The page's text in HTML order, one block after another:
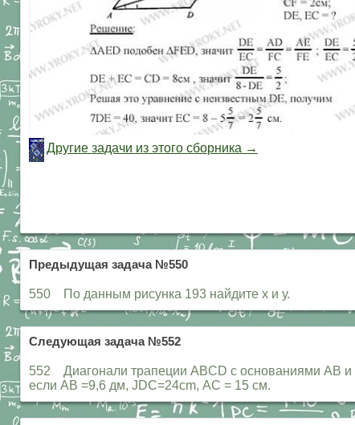
Другие задачи из этого сборника →
Предыдущая задача №550
550 По данным рисунка 193 найдите х и у.
Следующая задача №552
552 Диагонали трапеции ABCD с основаниями АВ
если АВ =9,6 дм, JDC=24cm, АС = 15 см.